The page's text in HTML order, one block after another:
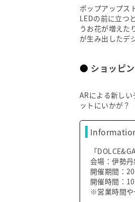
ポップアップス
LEDの前に立つ
うお花が増えた
が生み出したデ
ショッピ
ARによる新し
ットにいかが？
「
会場：伊勢
開催期間：
開催時間：
※営業時間や